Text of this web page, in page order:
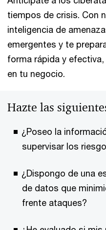
tiempos de crisis. Con
inteligencia de
emergentes y te
forma rápida y
en tu negocio.
Hazte las
¿Poseo la
supervisar los
¿Dispongo de una
de datos que
frente ataques?